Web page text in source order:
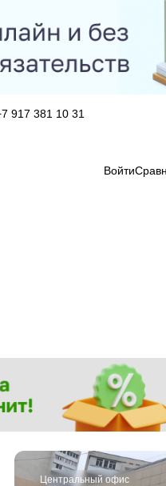
917 381 10 31
Войти
Центральный офис